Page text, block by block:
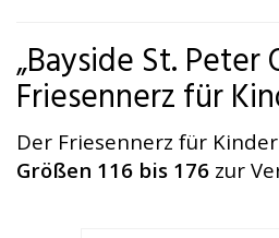
„Bayside St. Peter
Friesennerz für
Der Friesennerz für
Größen 116 bis 176 zur